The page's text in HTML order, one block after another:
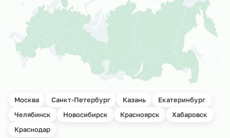
Москва Санкт-Петербург Казань
Екатеринбург
Челябинск
Новосибирск Красноярск
Хабаровск
Краснодар